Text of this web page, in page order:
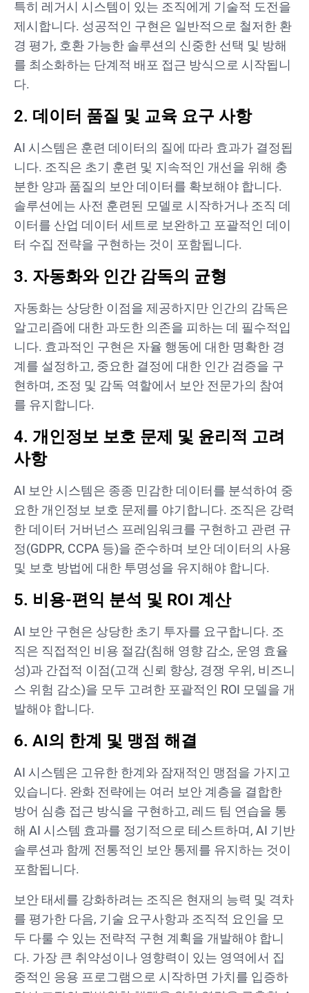
특히 레거시 시스템이 있는 조직에게 기술적 도전을
제시합니다. 성공적인 구현은 일반적으로 철저한 환
경 평가, 호환 가능한 솔루션의 신중한 선택 및 방해
를 최소화하는 단계적 배포 접근 방식으로 시작됩니
다.
2. 데이터 품질 및 교육 요구 사항
AI 시스템은 훈련 데이터의 질에 따라 효과가 결정됩
니다. 조직은 초기 훈련 및 지속적인 개선을 위해 충
분한 양과 품질의 보안 데이터를 확보해야 합니다.
솔루션에는 사전 훈련된 모델로 시작하거나 조직 데
이터를 산업 데이터 세트로 보완하고 포괄적인 데이
터 수집 전략을 구현하는 것이 포함됩니다.
3. 자동화와 인간 감독의 균형
자동화는 상당한 이점을 제공하지만 인간의 감독은
알고리즘에 대한 과도한 의존을 피하는 데 필수적입
니다. 효과적인 구현은 자율 행동에 대한 명확한 경
계를 설정하고, 중요한 결정에 대한 인간 검증을 구
현하며, 조정 및 감독 역할에서 보안 전문가의 참여
를 유지합니다.
4. 개인정보 보호 문제 및 윤리적 고려
사항
AI 보안 시스템은 종종 민감한 데이터를 분석하여 중
요한 개인정보 보호 문제를 야기합니다. 조직은 강력
한 데이터 거버넌스 프레임워크를 구현하고 관련 규
정(GDPR, CCPA 등)을 준수하며 보안 데이터의 사용
및 보호 방법에 대한 투명성을 유지해야 합니다.
5. 비용-편익 분석 및 ROI 계산
AI 보안 구현은 상당한 초기 투자를 요구합니다. 조
직은 직접적인 비용 절감(침해 영향 감소, 운영 효율
성)과 간접적 이점(고객 신뢰 향상, 경쟁 우위, 비즈니
스 위험 감소)을 모두 고려한 포괄적인 ROI 모델을 개
발해야 합니다.
6. AI의 한계 및 맹점 해결
AI 시스템은 고유한 한계와 잠재적인 맹점을 가지고
있습니다. 완화 전략에는 여러 보안 계층을 결합한
방어 심층 접근 방식을 구현하고, 레드 팀 연습을 통
해 AI 시스템 효과를 정기적으로 테스트하며, AI 기반
솔루션과 함께 전통적인 보안 통제를 유지하는 것이
포함됩니다.
보안 태세를 강화하려는 조직은 현재의 능력 및 격차
를 평가한 다음, 기술 요구사항과 조직적 요인을 모
두 다룰 수 있는 전략적 구현 계획을 개발해야 합니
다. 가장 큰 취약성이나 영향력이 있는 영역에서 집
중적인 응용 프로그램으로 시작하면 가치를 입증하